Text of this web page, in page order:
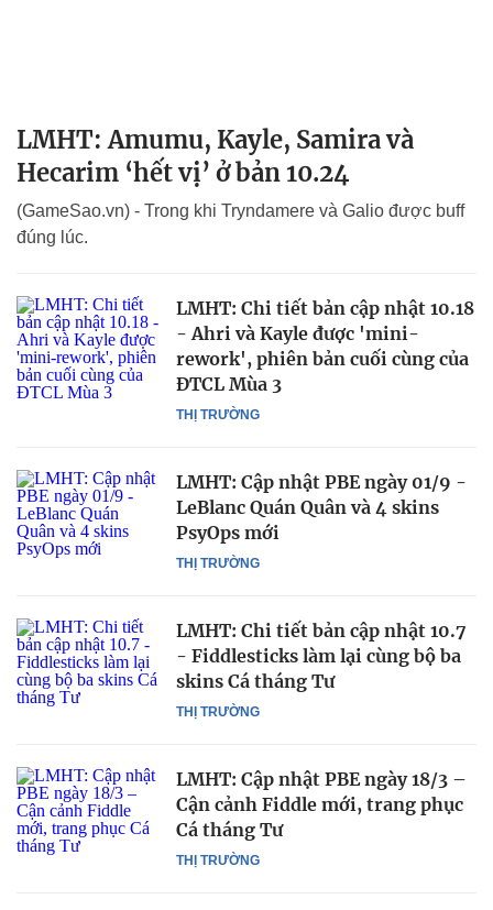
LMHT: Amumu, Kayle, Samira và
Hecarim ‘hết vị’ ở bản 10.24
(GameSao.vn) - Trong khi Tryndamere và Galio được buff
đúng lúc.
THỊ TRƯỜNG
LMHT: Chi tiết bản cập nhật 10.18
- Ahri và Kayle được 'mini-
rework', phiên bản cuối cùng của
ĐTCL Mùa 3
THỊ TRƯỜNG
LMHT: Cập nhật PBE ngày 01/9 -
LeBlanc Quán Quân và 4 skins
PsyOps mới
THỊ TRƯỜNG
LMHT: Chi tiết bản cập nhật 10.7
- Fiddlesticks làm lại cùng bộ ba
skins Cá tháng Tư
THỊ TRƯỜNG
LMHT: Cập nhật PBE ngày 18/3 –
Cận cảnh Fiddle mới, trang phục
Cá tháng Tư